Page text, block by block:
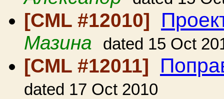
[CML #12010]
Мазина dated 15 Oct
[CML #12011]
dated 17 Oct 2010